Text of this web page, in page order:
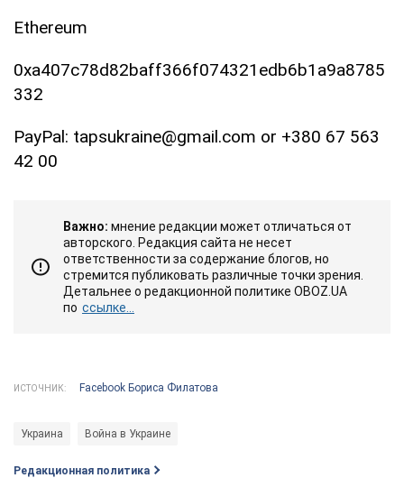
Ethereum
0xa407c78d82baff366f074321edb6b1a9a8785
332
PayPal: tapsukraine@gmail.com or +380 67 563
42 00
Важно: мнение редакции может отличаться от
авторского. Редакция сайта не несет
ответственности за содержание блогов, но
стремится публиковать различные точки зрения.
Детальнее о редакционной политике OBOZ.UA
по ссылке...
ИСТОЧНИК: Facebook Бориса Филатова
Украина Война в Украине
Редакционная политика